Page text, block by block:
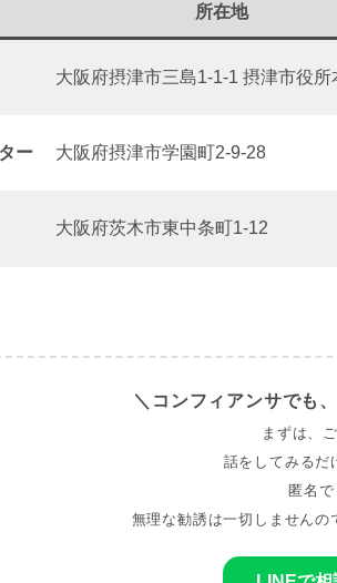
所在地
大阪府摂津市三島1-1-1 摂津市役所
ー 大阪府摂津市学園町2-9-28
大阪府茨木市東中条町1-12
＼コンフィアンサでも
まずは、
話をしてみるだ
匿名で
無理な勧誘は一切しませんの